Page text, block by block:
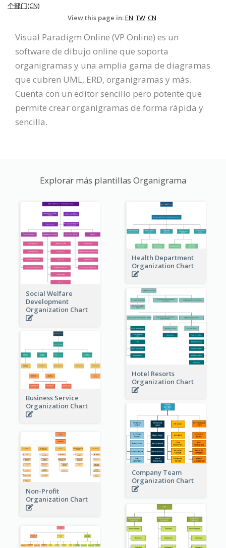
个部门(CN)
View this page in:EN TW CN
Visual Paradigm Online (VP Online) es un
software de dibujo online que soporta
organigramas y una amplia gama de diagramas
que cubren UML, ERD, organigramas y más.
Cuenta con un editor sencillo pero potente que
permite crear organigramas de forma rápida y
sencilla.
Explorar más plantillas Organigrama
Social Welfare
Development
Organization Chart
Health Department
Organization Chart
Hotel Resorts
Organization Chart
Business Service
Organization Chart
Company Team
Organization Chart
Non-Profit
Organization Chart